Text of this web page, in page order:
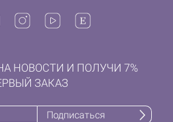
НОВОСТИ И ПОЛУЧИ 7%
ЗАКАЗ
Подписаться